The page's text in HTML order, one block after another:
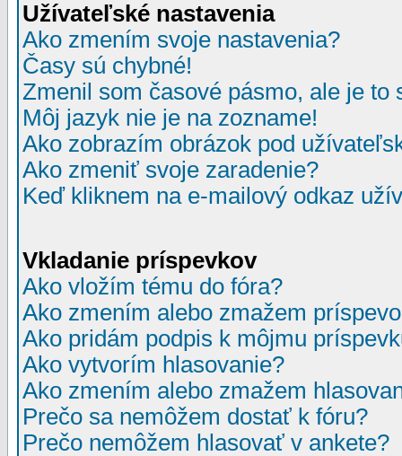
Užívateľské nastavenia
Ako zmením svoje nastavenia?
Časy sú chybné!
Zmenil som časové pásmo, ale je to
Môj jazyk nie je na zozname!
Ako zobrazím obrázok pod
Ako zmeniť svoje zaradenie?
Keď kliknem na e-mailový odkaz
Vkladanie príspevkov
Ako vložím tému do fóra?
Ako zmením alebo zmažem
Ako pridám podpis k môjmu
Ako vytvorím hlasovanie?
Ako zmením alebo zmažem
Prečo sa nemôžem dostať k fóru?
Prečo nemôžem hlasovať v ankete?